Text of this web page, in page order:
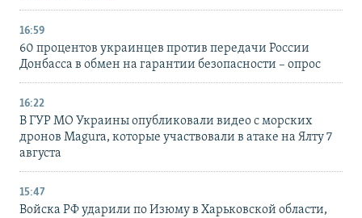
16:59
60 процентов украинцев против передачи России
Донбасса в обмен на гарантии безопасности – опрос
16:22
В ГУР МО Украины опубликовали видео с морских
дронов Magura, которые участвовали в атаке на Ялту 7
августа
15:47
Войска РФ ударили по Изюму в Харьковской области,